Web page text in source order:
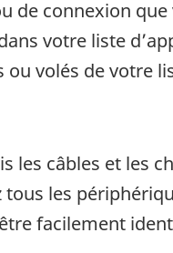
connexion
votre liste
volés de votre
câbles et les
les
facilement